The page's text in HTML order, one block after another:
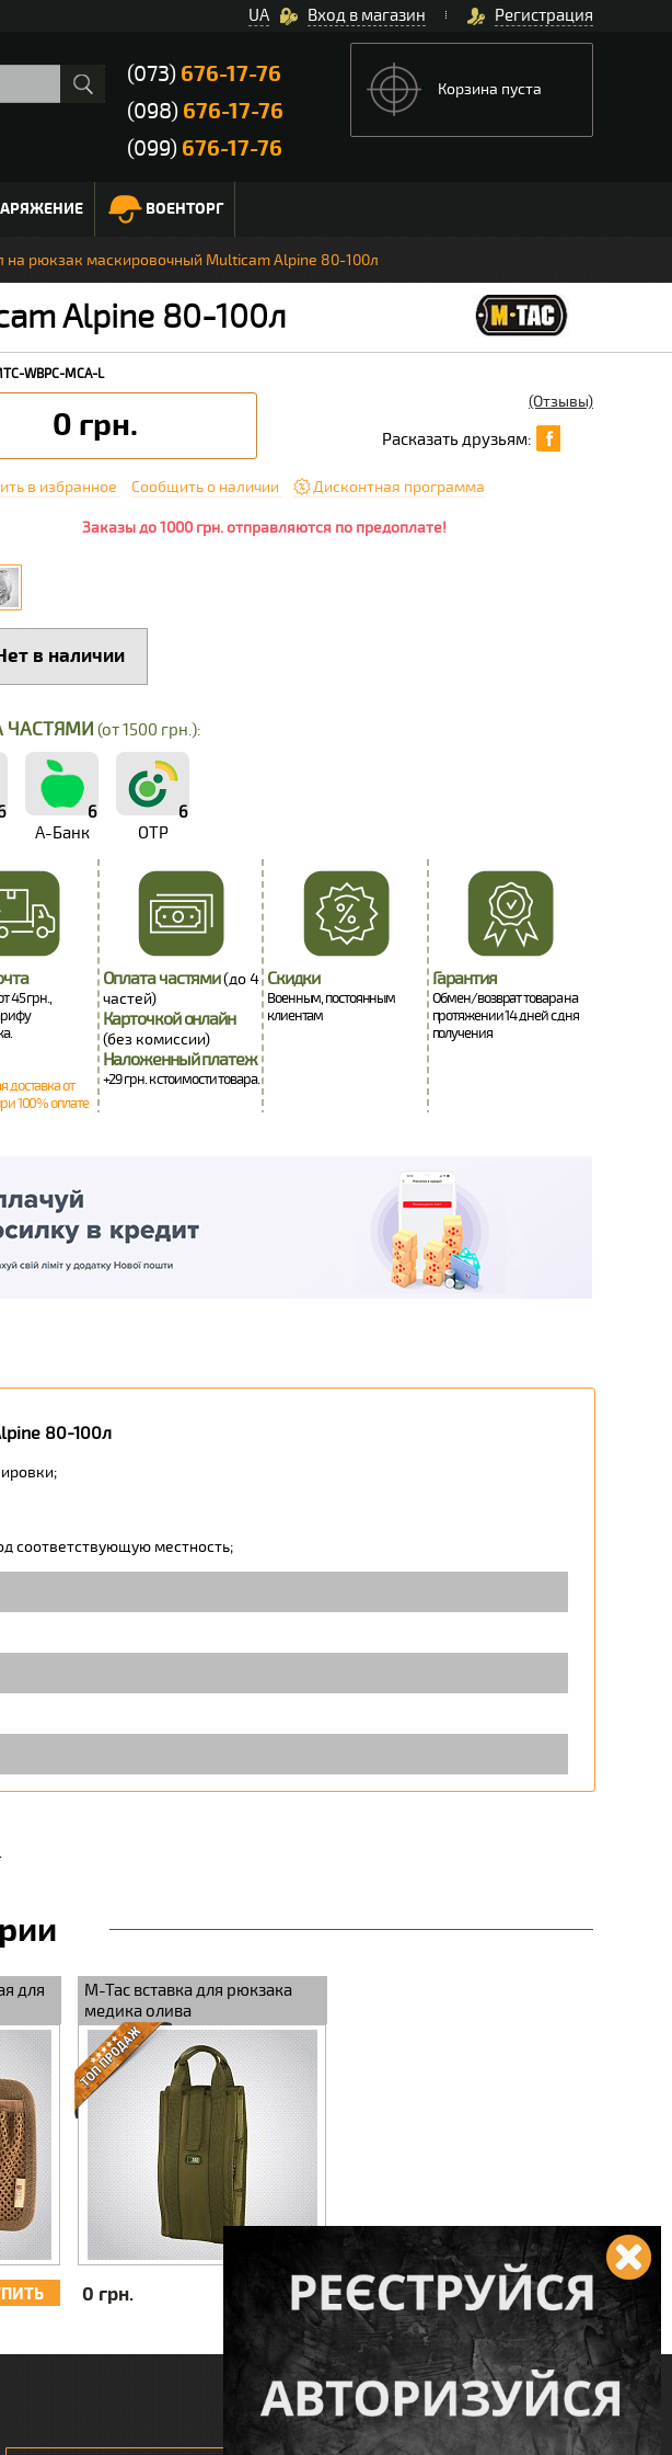
Вход в магазин Регистрация
UA
(073) 676-17-76
(098) 676-17-76
(099) 676-17-76
Корзина пуста
ВОЕНТОРГ
на рюкзак маскировочный Multicam Alpine 80-100л
Alpine 80-100л
WBPC-MCA-L
0 грн.
(Отзывы)
Расказать друзьям:
в избранное Сообщить о наличии Дисконтная программа
Заказы до 1000 грн. отправляются по предоплате!
в наличии
ЧАСТЯМИ (от 1500 грн.):
6
А-Банк
6
OTP
45 грн.,
доставка от
100% оплате
Оплата частями(до 4
частей)
Карточкой онлайн
(без комиссии)
Наложенный платеж
+29 грн. к стоимости товара.
Скидки
Военным, постоянным
клиентам
Гарантия
Обмен/возврат товара на
протяжении 14 дней с дня
получения
80-100л
соответствующую местность;
для
M-Tac вставка для рюкзака
медика олива
0 грн. КУПИТЬ
Следите за нами: